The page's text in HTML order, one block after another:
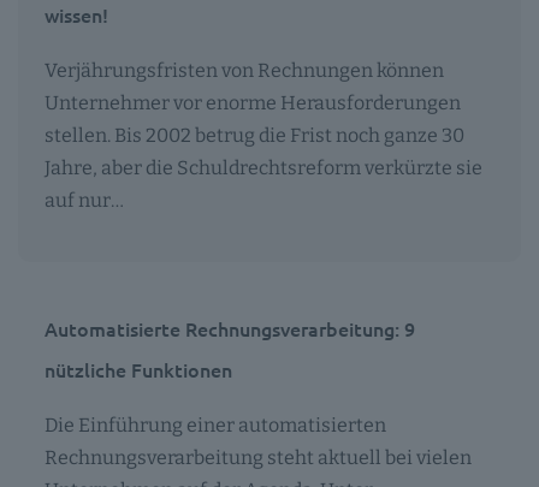
wissen!
Verjährungsfristen von Rechnungen können
Unternehmer vor enorme Herausforderungen
stellen. Bis 2002 betrug die Frist noch ganze 30
Jahre, aber die Schuldrechtsreform verkürzte sie
auf nur…
Automatisierte Rechnungsverarbeitung: 9
nützliche Funktionen
Die Einführung einer automatisierten
Rechnungsverarbeitung steht aktuell bei vielen